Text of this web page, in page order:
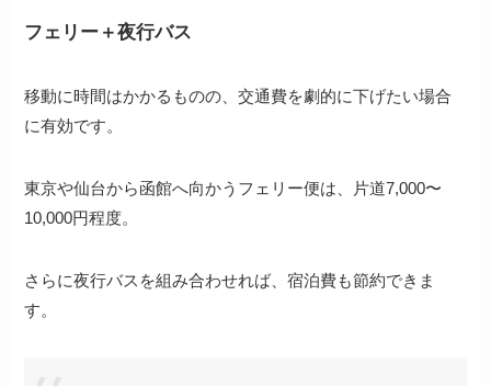
フェリー＋夜行バス
移動に時間はかかるものの、交通費を劇的に下げたい場合
に有効です。
東京や仙台から函館へ向かうフェリー便は、片道7,000〜
10,000円程度。
さらに夜行バスを組み合わせれば、宿泊費も節約できま
す。